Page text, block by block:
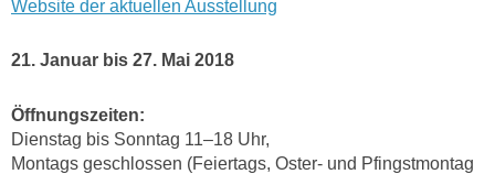
Website der aktuellen Ausstellung
21. Januar bis 27. Mai 2018
Öffnungszeiten:
Dienstag bis Sonntag 11–18 Uhr,
Montags geschlossen (Feiertags, Oster- und Pfingstmontag